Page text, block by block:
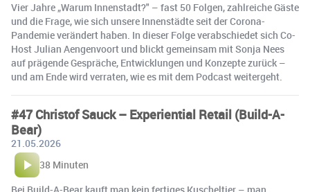
Vier Jahre „Warum Innenstadt?" – fast 50 Folgen, zahlreiche Gäste
und die Frage, wie sich unsere Innenstädte seit der Corona-
Pandemie verändert haben. In dieser Folge verabschiedet sich Co-
Host Julian Aengenvoort und blickt gemeinsam mit Sonja Nees
auf prägende Gespräche, Entwicklungen und Konzepte zurück –
und am Ende wird verraten, wie es mit dem Podcast weitergeht.
#47 Christof Sauck – Experiential Retail (Build-A-
Bear)
21.05.2026
38 Minuten